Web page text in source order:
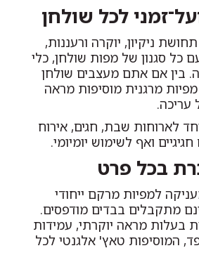
לכל שולחן
ניקיון, יוקרה ורעננות,
כל סגנון של מפות שולחן, כלי
בין אם אתם מעצבים שולחן
מפיות מרגנית מוסיפות מראה
עריכה.
לארוחות שבת, חגים, אירוח
ואף לשימוש יומיומי.
בכל פרט
למפיות מרקם ייחודי
מתקבלים בבדים מודפסים.
בעלות מראה יוקרתי, עמידות
המוסיפות טאץ' אלגנטי לכל